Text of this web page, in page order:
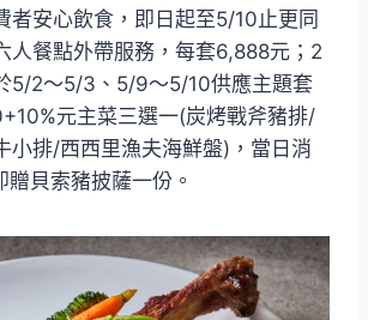
者安心飲食，即日起至5/10止更同
人餐點外帶服務，每套6,888元；2
5/2～5/3、5/9～5/10供應主題套
元主菜三選一(炭烤戰斧豬排/
小排/西西里漁夫海鮮盤)，當日消
貝索豬披薩一份。